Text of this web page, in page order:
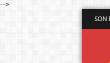
-->
SON